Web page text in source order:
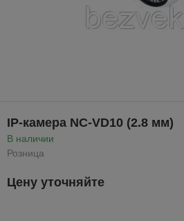
IP-камера NC-VD10 (2.8 мм)
В наличии
Розница
Цену уточняйте